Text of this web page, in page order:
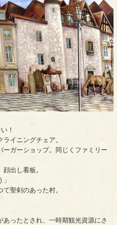
！
イニングチェア。
ガーショップ。同じくファミリー
出し看板。
聖剣のあった村。
ったとされ、一時期観光資源にさ